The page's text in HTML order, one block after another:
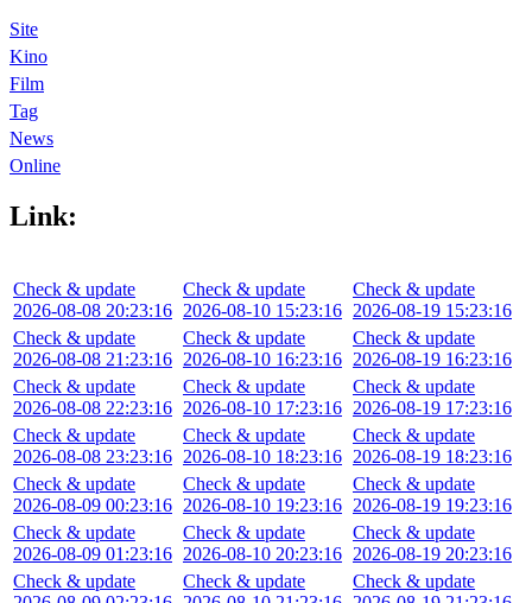
Site
Kino
Film
Tag
News
Online
Link:
Check & update
2026-08-08 20:23:16
Check & update
2026-08-08 21:23:16
Check & update
2026-08-08 22:23:16
Check & update
2026-08-08 23:23:16
Check & update
2026-08-09 00:23:16
Check & update
2026-08-09 01:23:16
Check & update
Check & update
2026-08-10 15:23:16
Check & update
2026-08-10 16:23:16
Check & update
2026-08-10 17:23:16
Check & update
2026-08-10 18:23:16
Check & update
2026-08-10 19:23:16
Check & update
2026-08-10 20:23:16
Check & update
Check & update
2026-08-19 15:23:16
Check & update
2026-08-19 16:23:16
Check & update
2026-08-19 17:23:16
Check & update
2026-08-19 18:23:16
Check & update
2026-08-19 19:23:16
Check & update
2026-08-19 20:23:16
Check & update